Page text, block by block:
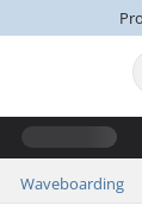
Waveboarding